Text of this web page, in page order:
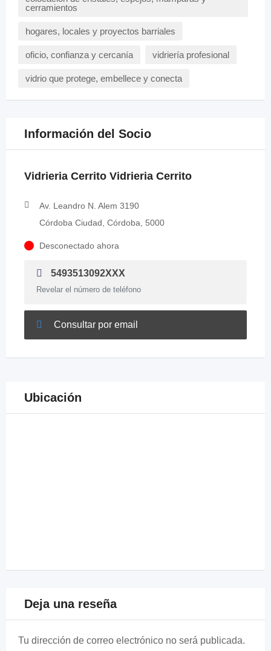
cerramientos
hogares, locales y proyectos barriales
oficio, confianza y cercanía vidriería profesional
vidrio que protege, embellece y conecta
Información del Socio
Vidrieria Cerrito Vidrieria Cerrito
Av. Leandro N. Alem 3190
Córdoba Ciudad, Córdoba, 5000
Desconectado ahora
5493513092XXX
Revelar el número de teléfono
Consultar por email
Ubicación
Deja una reseña
Tu dirección de correo electrónico no será publicada.